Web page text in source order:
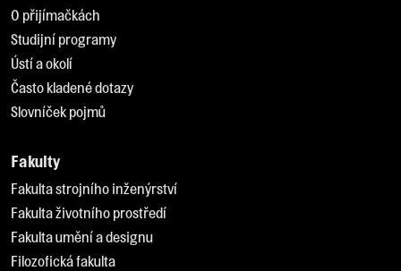
O přijímačkách
Studijní programy
Ústí a okolí
Často kladené dotazy
Slovníček pojmů
Fakulty
Fakulta strojního inženýrství
Fakulta životního prostředí
Fakulta umění a designu
Filozofická fakulta